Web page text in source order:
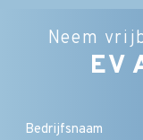
Neem
EV